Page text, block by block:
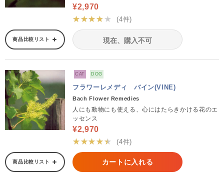
¥2,970
★★★★★
(4件)
商品比較リスト 現在、購入不可
CAT DOG
フラワーレメディ バイン(VINE)
Bach Flower Remedies
人にも動物にも使える、心にはたらきかける花のエ
ッセンス
¥2,970
★★★★★
(4件)
商品比較リスト カートに入れる